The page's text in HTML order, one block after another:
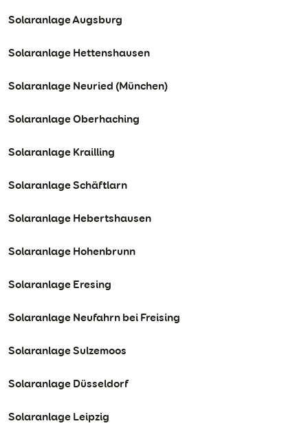
Solaranlage Augsburg
Solaranlage Hettenshausen
Solaranlage Neuried (München)
Solaranlage Oberhaching
Solaranlage Krailling
Solaranlage Schäftlarn
Solaranlage Hebertshausen
Solaranlage Hohenbrunn
Solaranlage Eresing
Solaranlage Neufahrn bei Freising
Solaranlage Sulzemoos
Solaranlage Düsseldorf
Solaranlage Leipzig